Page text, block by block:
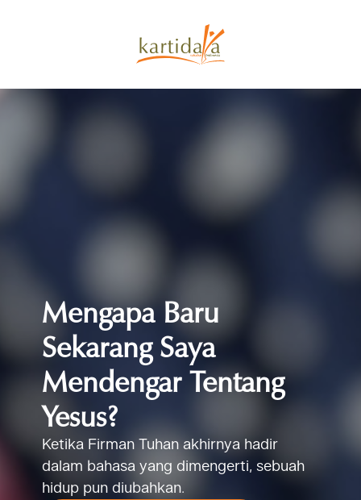
Mengapa Baru
Sekarang Saya
Mendengar Tentang
Yesus?
Ketika Firman Tuhan akhirnya hadir
dalam bahasa yang dimengerti, sebuah
hidup pun diubahkan.